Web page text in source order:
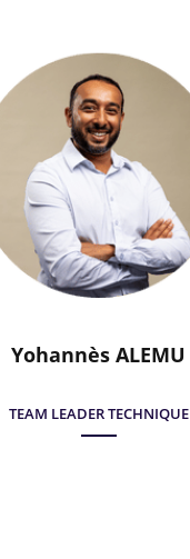
Yohannès ALEMU
TEAM LEADER TECHNIQUE